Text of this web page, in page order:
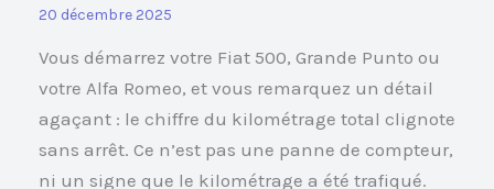
20 décembre 2025
Vous démarrez votre Fiat 500, Grande Punto ou
votre Alfa Romeo, et vous remarquez un détail
agaçant : le chiffre du kilométrage total clignote
sans arrêt. Ce n’est pas une panne de compteur,
ni un signe que le kilométrage a été trafiqué.